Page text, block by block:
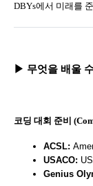
DBYs에서 미래를
▶ 무엇을 배울
코딩 대회 준비
ACSL:
USACO:
Genius